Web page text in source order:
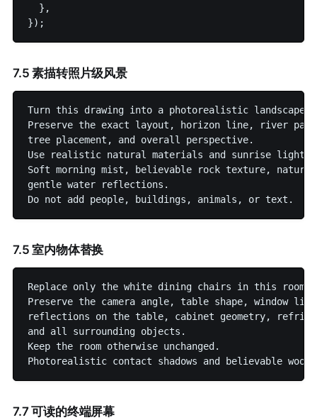
  },
7.5 素描转照片级风景
Turn this drawing into a photorealistic landscape
Preserve the exact layout, horizon line, river path,
tree placement, and overall perspective.
Use realistic natural materials and sunrise
Soft morning mist, believable rock texture,
gentle water reflections.
7.5 室内物体替换
Replace only the white dining chairs in this room
Preserve the camera angle, table shape, window
reflections on the table, cabinet geometry,
and all surrounding objects.
Keep the room otherwise unchanged.
7.7 可读的终端屏幕